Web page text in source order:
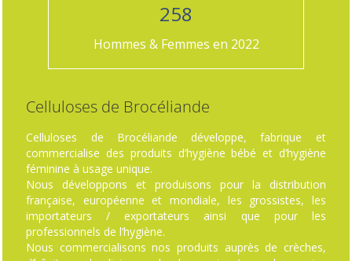
258
Hommes & Femmes en 2022
Celluloses de Brocéliande
Celluloses de Brocéliande développe, fabrique et
commercialise des produits d’hygiène bébé et d’hygiène
féminine à usage unique.
Nous développons et produisons pour la distribution
française, européenne et mondiale, les grossistes, les
importateurs / exportateurs ainsi que pour les
professionnels de l’hygiène.
Nous commercialisons nos produits auprès de crèches,